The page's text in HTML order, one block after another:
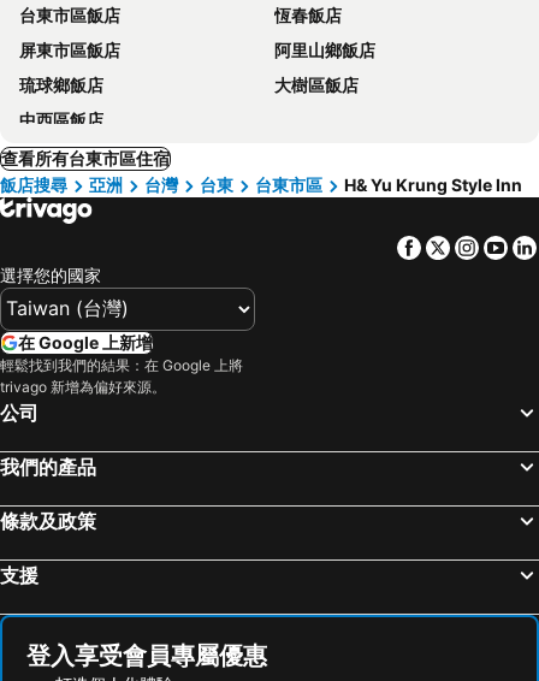
台東市區飯店
恆春飯店
屏東市區飯店
阿里山鄉飯店
琉球鄉飯店
大樹區飯店
中西區飯店
查看所有台東市區住宿
飯店搜尋
亞洲 台灣 台東 台東市區 H& Yu Krung Style Inn
Facebook
Twitter
選擇您的國家
在 Google 上新增
輕鬆找到我們的結果：在 Google 上將
trivago 新增為偏好來源。
公司
我們的產品
條款及政策
支援
登入享受會員專屬優惠